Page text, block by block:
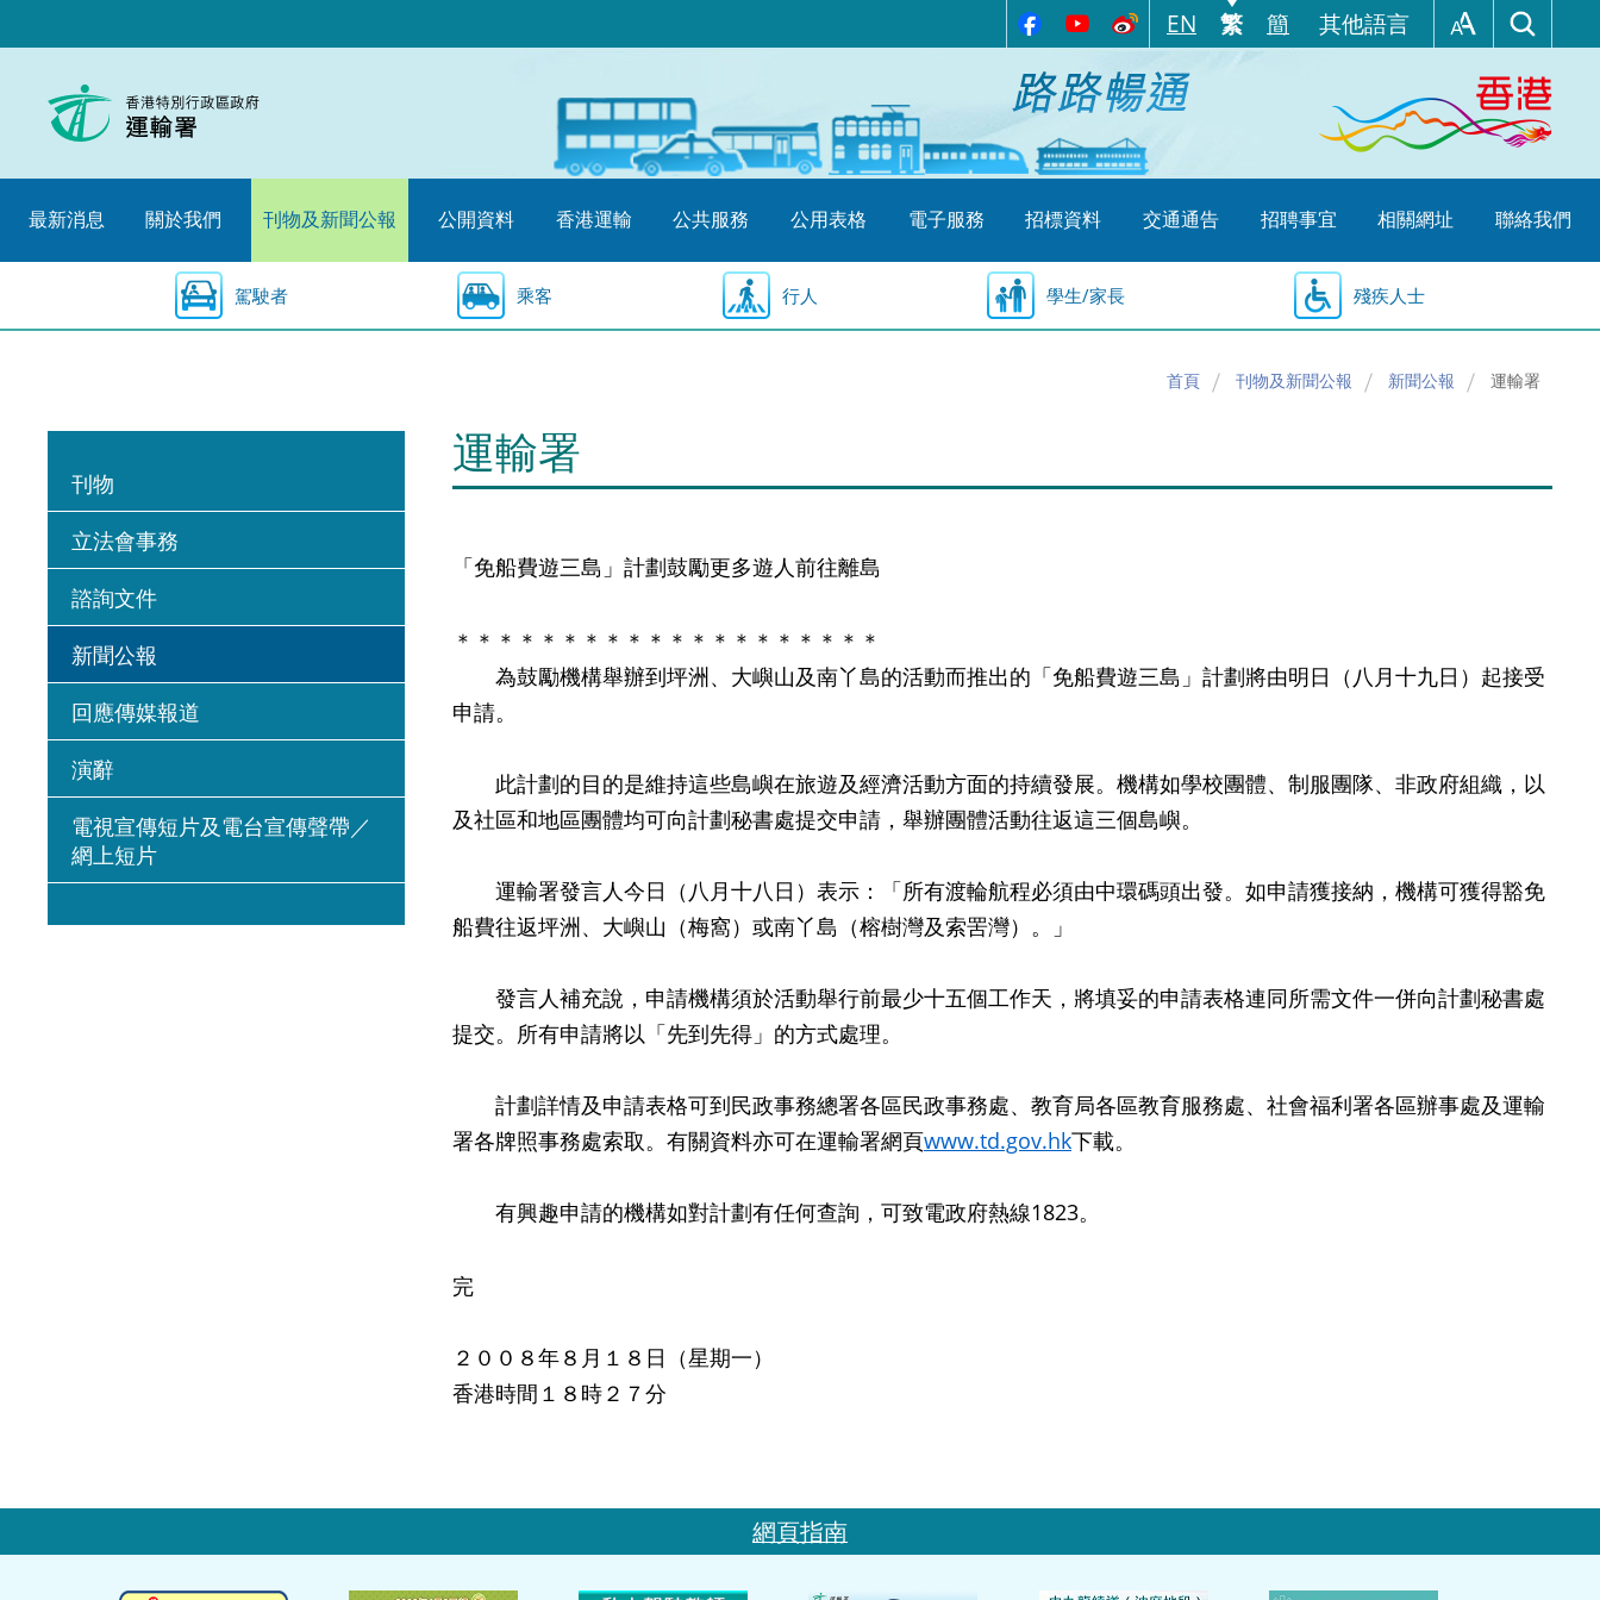
至
始
EN 繁 簡 其他語言
最新消息 關於我們 刊物及新聞公報 公開資料 香港運輸 公共服務 公用表格 電子服務 招標資料 交通通告 招聘事宜 相關網址 聯絡我們
駕駛者 乘客 行人 學生/家長 殘疾人士
首頁 刊物及新聞公報 新聞公報 運輸署
刊物
立法會事務
諮詢文件
新聞公報
回應傳媒報道
演辭
電視宣傳短片及電台宣傳聲帶／
網上短片
運輸署
「免船費遊三島」計劃鼓勵更多遊人前往離島
＊＊＊＊＊＊＊＊＊＊＊＊＊＊＊＊＊＊＊＊
為鼓勵機構舉辦到坪洲、大嶼山及南丫島的活動而推出的「免船費遊三島」計劃將由明日（八月十九日）起接受
申請。
此計劃的目的是維持這些島嶼在旅遊及經濟活動方面的持續發展。機構如學校團體、制服團隊、非政府組織，以
及社區和地區團體均可向計劃秘書處提交申請，舉辦團體活動往返這三個島嶼。
運輸署發言人今日（八月十八日）表示：「所有渡輪航程必須由中環碼頭出發。如申請獲接納，機構可獲得豁免
船費往返坪洲、大嶼山（梅窩）或南丫島（榕樹灣及索罟灣）。」
發言人補充說，申請機構須於活動舉行前最少十五個工作天，將填妥的申請表格連同所需文件一併向計劃秘書處
提交。所有申請將以「先到先得」的方式處理。
計劃詳情及申請表格可到民政事務總署各區民政事務處、教育局各區教育服務處、社會福利署各區辦事處及運輸
署各牌照事務處索取。有關資料亦可在運輸署網頁www.td.gov.hk下載。
有興趣申請的機構如對計劃有任何查詢，可致電政府熱線1823。
完
２００８年８月１８日（星期一）
香港時間１８時２７分
網頁指南